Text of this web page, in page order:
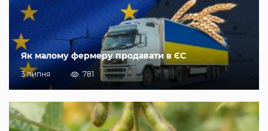
Як малому фермеру продавати в ЄС
3 липня 781